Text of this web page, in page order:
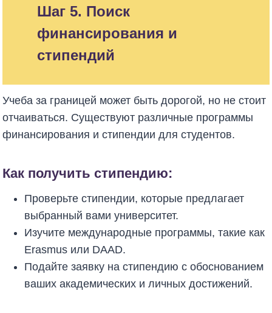
Шаг 5. Поиск
финансирования и
стипендий
Учеба за границей может быть дорогой, но не стоит
отчаиваться. Существуют различные программы
финансирования и стипендии для студентов.
Как получить стипендию:
Проверьте стипендии, которые предлагает
выбранный вами университет.
Изучите международные программы, такие как
Erasmus или DAAD.
Подайте заявку на стипендию с обоснованием
ваших академических и личных достижений.